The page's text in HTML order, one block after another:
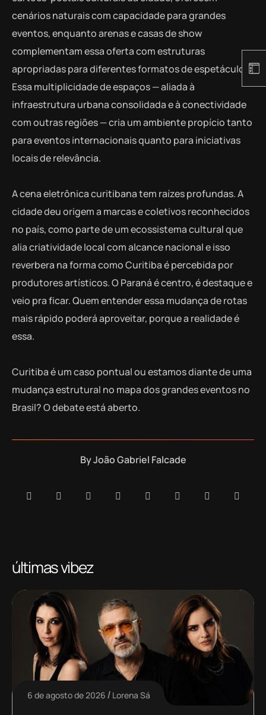
cenários naturais com capacidade para grandes
eventos, enquanto arenas e casas de show
complementam essa oferta com estruturas
apropriadas para diferentes formatos de espetáculo.
Essa multiplicidade de espaços — aliada à
infraestrutura urbana consolidada e à conectividade
com outras regiões — cria um ambiente propício tanto
para eventos internacionais quanto para iniciativas
locais de relevância.
A cena eletrônica curitibana tem raízes profundas. A
cidade deu origem a marcas e coletivos reconhecidos
no país, como parte de um ecossistema cultural que
alia criatividade local com alcance nacional e isso
reverbera na forma como Curitiba é percebida por
produtores artísticos. O Paraná é centro, é destaque e
veio pra ficar. Quem entender essa mudança de rotas
mais rápido poderá aproveitar, porque a realidade é
essa.
Curitiba é um caso pontual ou estamos diante de uma
mudança estrutural no mapa dos grandes eventos no
Brasil? O debate está aberto.
ByJoão Gabriel Falcade
últimas vibez
6 de agosto de 2026 Lorena Sá